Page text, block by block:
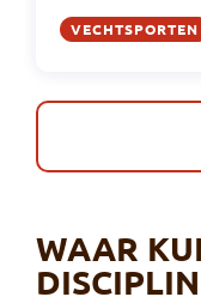
VECHTSPORTEN
WAAR